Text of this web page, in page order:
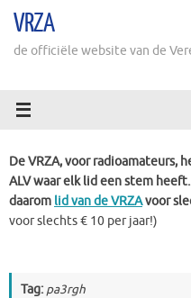
naarVRZA
de officiële website van de
De VRZA, voor radioamateurs,
ALV waar elk lid een stem
daarom lid van de VRZAvoor
voor slechts € 10 per jaar!)
Tag: pa3rgh